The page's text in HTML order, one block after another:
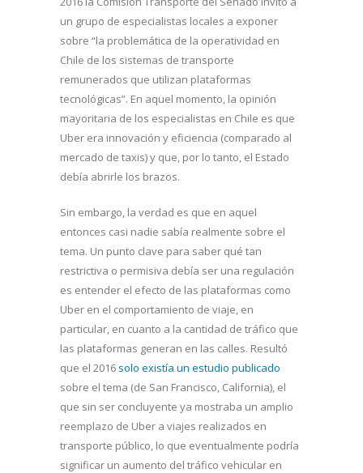
un grupo de especialistas locales a exponer
sobre “la problemática de la operatividad en
Chile de los sistemas de transporte
remunerados que utilizan plataformas
tecnológicas”. En aquel momento, la opinión
mayoritaria de los especialistas en Chile es que
Uber era innovación y eficiencia (comparado al
mercado de taxis) y que, por lo tanto, el Estado
debía abrirle los brazos.
Sin embargo, la verdad es que en aquel
entonces casi nadie sabía realmente sobre el
tema. Un punto clave para saber qué tan
restrictiva o permisiva debía ser una regulación
es entender el efecto de las plataformas como
Uber en el comportamiento de viaje, en
particular, en cuanto a la cantidad de tráfico que
las plataformas generan en las calles. Resultó
que el 2016 solo existía un estudio publicado
sobre el tema (de San Francisco, California), el
que sin ser concluyente ya mostraba un amplio
reemplazo de Uber a viajes realizados en
transporte público, lo que eventualmente podría
significar un aumento del tráfico vehicular en